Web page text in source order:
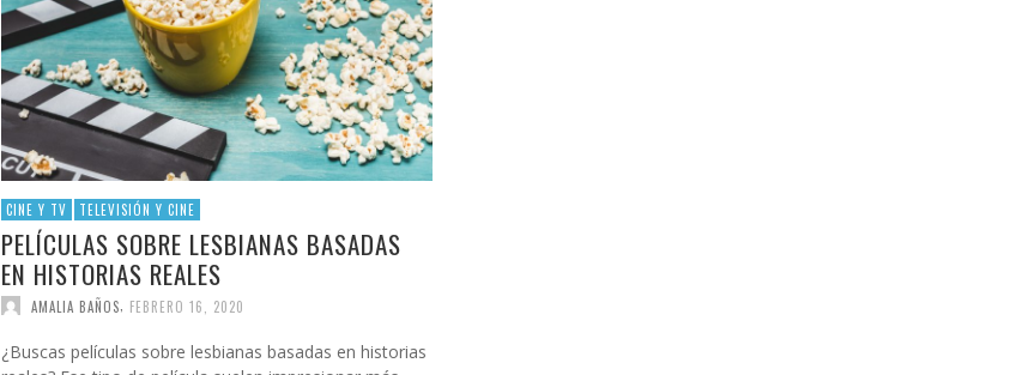
CINE Y TV TELEVISIÓN Y CINE
PELÍCULAS SOBRE LESBIANAS BASADAS
EN HISTORIAS REALES
AMALIA BAÑOS FEBRERO 16, 2020
¿Buscas películas sobre lesbianas basadas en historias